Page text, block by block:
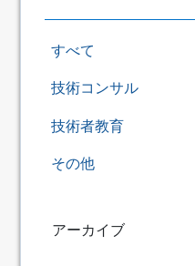
すべて
技術コンサル
技術者教育
その他
アーカイブ